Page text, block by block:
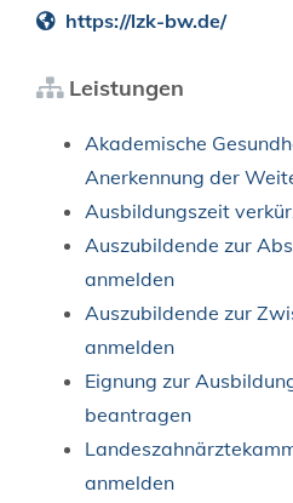
https://lzk-bw.de/
Leistungen
Akademische
Anerkennung der
Ausbildungszeit
Auszubildende zur
anmelden
Auszubildende zur
anmelden
Eignung zur
beantragen
anmelden